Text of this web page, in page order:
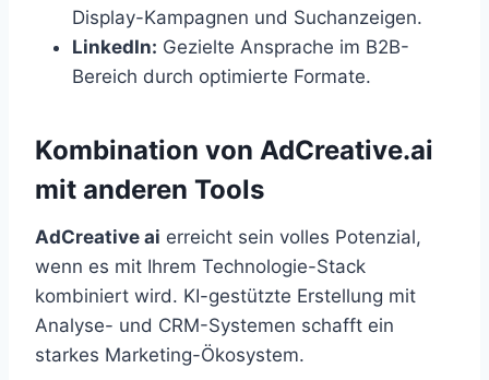
Display-Kampagnen und Suchanzeigen.
LinkedIn: Gezielte Ansprache im B2B-
Bereich durch optimierte Formate.
Kombination von AdCreative.ai
mit anderen Tools
AdCreative ai erreicht sein volles Potenzial,
wenn es mit Ihrem Technologie-Stack
kombiniert wird. KI-gestützte Erstellung mit
Analyse- und CRM-Systemen schafft ein
starkes Marketing-Ökosystem.